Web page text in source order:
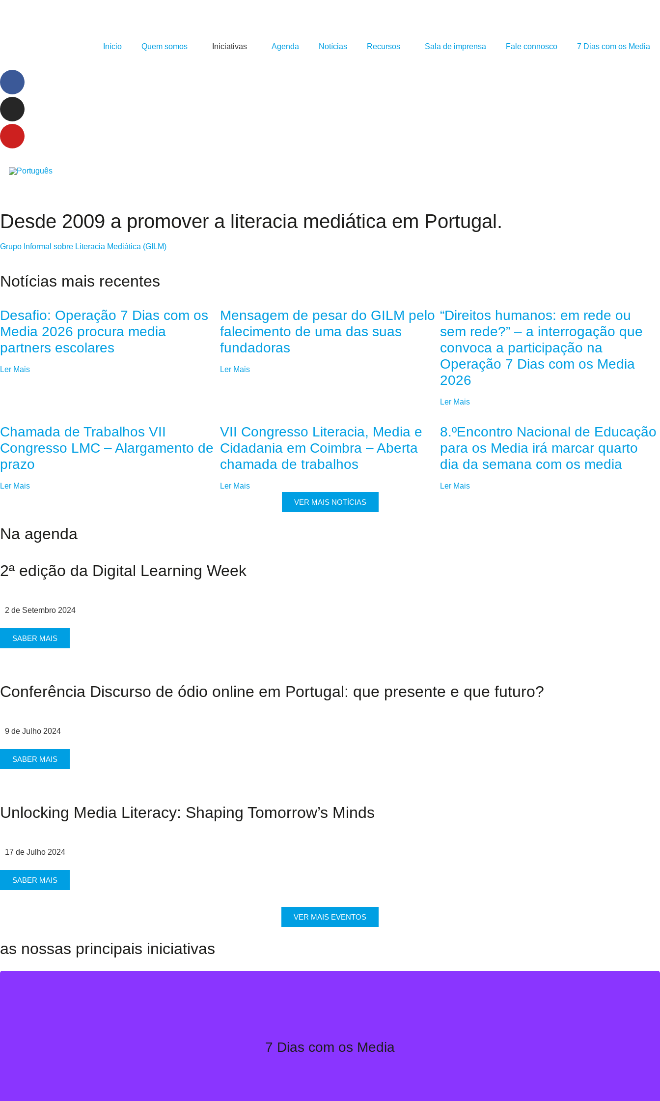
Início Quem somos Iniciativas Agenda Notícias Recursos Sala de imprensa Fale connosco 7 Dias com os Media
Desde 2009 a promover a literacia mediática em Portugal.
Grupo Informal sobre Literacia Mediática (GILM)
Notícias mais recentes
Desafio: Operação 7 Dias com os
Media 2026 procura media
partners escolares
Ler Mais
Mensagem de pesar do GILM pelo
falecimento de uma das suas
fundadoras
Ler Mais
“Direitos humanos: em rede ou
sem rede?” – a interrogação que
convoca a participação na
Operação 7 Dias com os Media
2026
Ler Mais
Chamada de Trabalhos VII
Congresso LMC – Alargamento de
prazo
Ler Mais
VII Congresso Literacia, Media e
Cidadania em Coimbra – Aberta
chamada de trabalhos
Ler Mais
8.ºEncontro Nacional de Educação
para os Media irá marcar quarto
dia da semana com os media
Ler Mais
VER MAIS NOTÍCIAS
Na agenda
2ª edição da Digital Learning Week
2 de Setembro 2024
SABER MAIS
Conferência Discurso de ódio online em Portugal: que presente e que futuro?
9 de Julho 2024
SABER MAIS
Unlocking Media Literacy: Shaping Tomorrow’s Minds
17 de Julho 2024
SABER MAIS
VER MAIS EVENTOS
as nossas principais iniciativas
7 Dias com os Media
Saber Mais